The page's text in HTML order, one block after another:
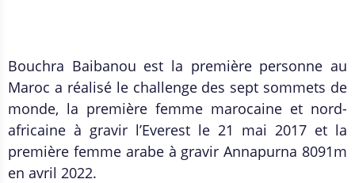
Bouchra Baibanou est la première personne au
Maroc a réalisé le challenge des sept sommets de
monde, la première femme marocaine et nord-
africaine à gravir l’Everest le 21 mai 2017 et la
première femme arabe à gravir Annapurna 8091m
en avril 2022.